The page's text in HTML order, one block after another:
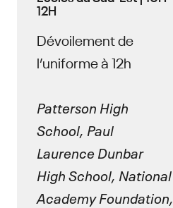
12H
Dévoilement de
l’uniforme à 12h
Patterson High
School, Paul
Laurence Dunbar
High School, National
Academy Foundation,